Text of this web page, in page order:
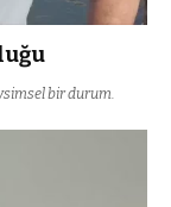
bir durum.